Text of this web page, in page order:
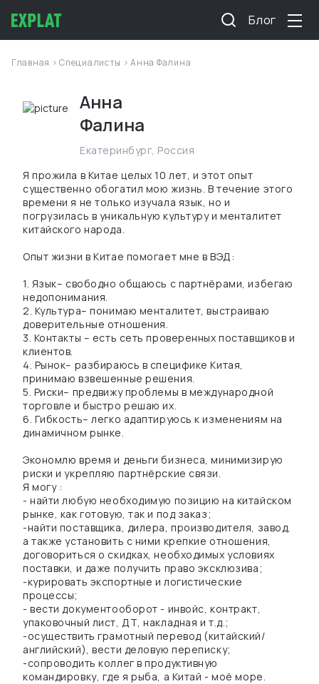
Блог
Главная >Специалисты > Анна Фалина
Анна
Фалина
Екатеринбург, Россия
Я прожила в Китае целых 10 лет, и этот опыт
существенно обогатил мою жизнь. В течение этого
времени я не только изучала язык, но и
погрузилась в уникальную культуру и менталитет
китайского народа.
Опыт жизни в Китае помогает мне в ВЭД:
1. Язык– свободно общаюсь с партнёрами, избегаю
недопонимания.
2. Культура– понимаю менталитет, выстраиваю
доверительные отношения.
3. Контакты – есть сеть проверенных поставщиков и
клиентов.
4. Рынок– разбираюсь в специфике Китая,
принимаю взвешенные решения.
5. Риски– предвижу проблемы в международной
торговле и быстро решаю их.
6. Гибкость– легко адаптируюсь к изменениям на
динамичном рынке.
Экономлю время и деньги бизнеса, минимизирую
риски и укрепляю партнёрские связи.
Я могу :
- найти любую необходимую позицию на китайском
рынке, как готовую, так и под заказ;
-найти поставщика, дилера, производителя, завод,
а также установить с ними крепкие отношения,
договориться о скидках, необходимых условиях
поставки, и даже получить право эксклюзива;
-курировать экспортные и логистические
процессы;
- вести документооборот - инвойс, контракт,
упаковочный лист, ДТ, накладная и т.д.;
-осуществить грамотный перевод (китайский/
английский), вести деловую переписку;
-сопроводить коллег в продуктивную
командировку, где я рыба, а Китай - моё море.